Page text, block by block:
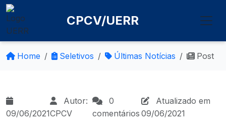
CPCV/UERR
Home Seletivos Últimas Notícias Post
09/06/2021
Autor:
CPCV
0
comentários
Atualizado em
09/06/2021